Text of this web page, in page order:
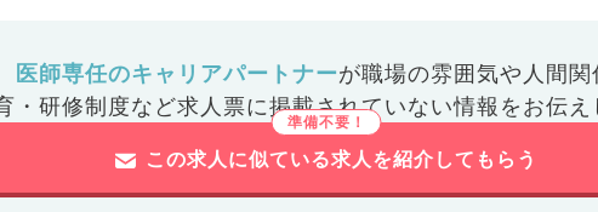
医師専任のキャリアパートナーが職場の雰囲気や人間関
・研修制度など求人票に掲載されていない情報をお伝え
この求人に似ている求人を紹介してもらう